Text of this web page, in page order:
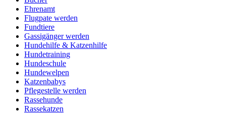
Ehrenamt
Flugpate werden
Fundtiere
Gassigänger werden
Hundehilfe & Katzenhilfe
Hundetraining
Hundeschule
Hundewelpen
Katzenbabys
Pflegestelle werden
Rassehunde
Rassekatzen